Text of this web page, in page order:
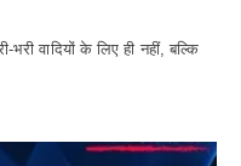
भरी वादियों के लिए ही नहीं, बल्कि